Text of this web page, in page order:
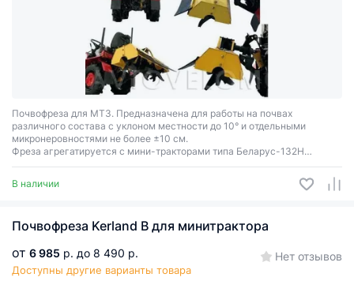
Почвофреза для МТЗ. Предназначена для работы на почвах
различного состава с уклоном местности до 10° и отдельными
микронеровностями не более ±10 см.
Фреза агрегатируется с мини-тракторами типа Беларус-132Н
(далее – мини-трактор) и его модификациями.
В наличии
Почвофреза Kerland B для минитрактора
от 6 985 р. до 8 490 р.
Доступны другие варианты товара
Нет отзывов